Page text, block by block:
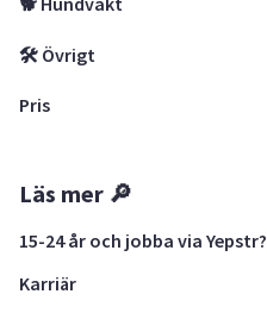
🛠 Övrigt
Pris
Läs mer 🔎
15-24 år och jobba via Yepstr?
Karriär